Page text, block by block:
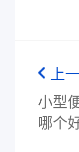
上
小型
哪个